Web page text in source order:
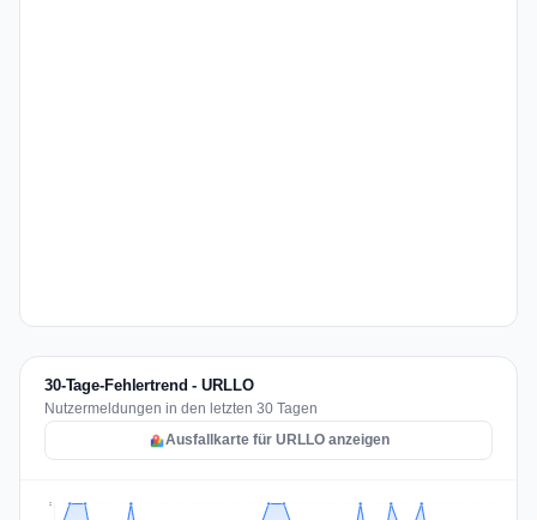
30-Tage-Fehlertrend - URLLO
Nutzermeldungen in den letzten 30 Tagen
Ausfallkarte für URLLO anzeigen
2